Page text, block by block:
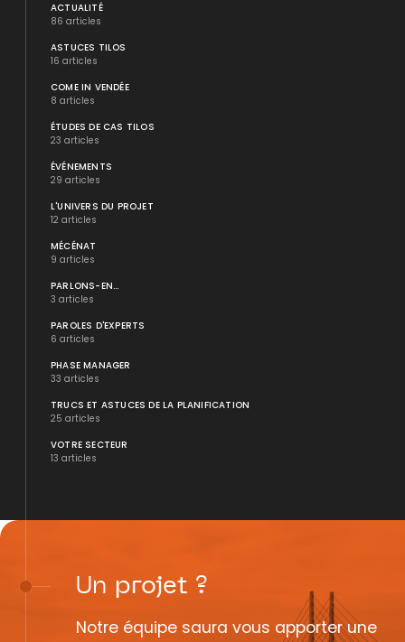
ACTUALITÉ
86 articles
ASTUCES TILOS
16 articles
COME IN VENDÉE
8 articles
ÉTUDES DE CAS TILOS
23 articles
ÉVÉNEMENTS
29 articles
L'UNIVERS DU PROJET
12 articles
MÉCÉNAT
9 articles
PARLONS-EN...
3 articles
PAROLES D'EXPERTS
6 articles
PHASE MANAGER
33 articles
TRUCS ET ASTUCES DE LA PLANIFICATION
25 articles
VOTRE SECTEUR
13 articles
Un projet ?
Notre équipe saura vous apporter une